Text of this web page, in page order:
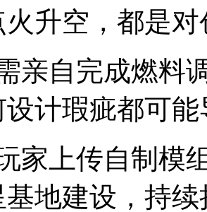
升空，都是
亲自完成燃料
计瑕疵都可
家上传自制模
地建设，持